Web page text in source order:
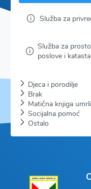
Služba za
Služba za
poslove i
Djeca i porodilje
Brak
Matična knjiga
Socijalna pomoć
Ostalo